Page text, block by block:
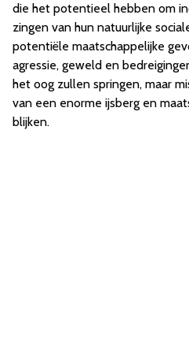
die het potentieel hebben om
zingen van hun natuurlijke
potentiële maatschappelijke
agressie, geweld en
het oog zullen springen, maar
van een enorme ijsberg en
blijken.